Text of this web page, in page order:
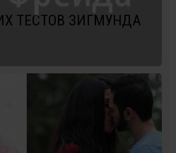
ТЕСТОВ ЗИГМУНДА